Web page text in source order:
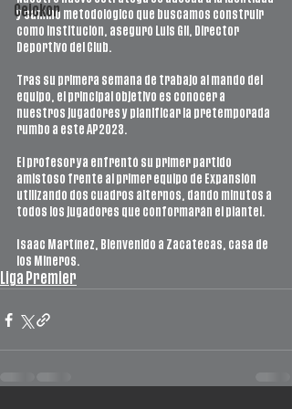
Ceickor
y camino metodológico que buscamos construir
como institución, aseguró Luis Gil, Director
Deportivo del Club.
Tras su primera semana de trabajo al mando del
equipo, el principal objetivo es conocer a
nuestros jugadores y planificar la pretemporada
rumbo a este AP2023.
El profesor ya enfrentó su primer partido
amistoso frente al primer equipo de Expansión
utilizando dos cuadros alternos, dando minutos a
todos los jugadores que conformarán el plantel.
Isaac Martínez, Bienvenido a Zacatecas, casa de
los Mineros.
Liga Premier